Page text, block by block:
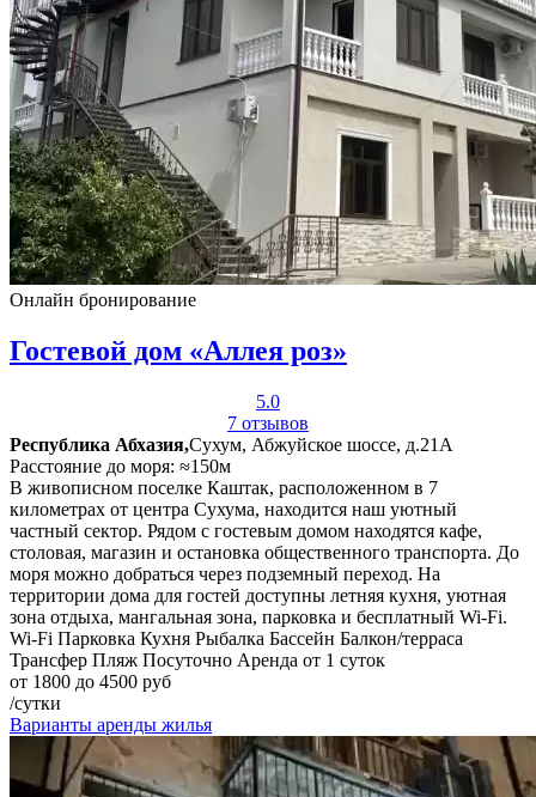
Онлайн бронирование
Гостевой дом «Аллея роз»
5.0
7 отзывов
Республика Абхазия,Сухум, Абжуйское шоссе, д.21А
Расстояние до моря: ≈150м
В живописном поселке Каштак, расположенном в 7
километрах от центра Сухума, находится наш уютный
частный сектор. Рядом с гостевым домом находятся кафе,
столовая, магазин и остановка общественного транспорта. До
моря можно добраться через подземный переход. На
территории дома для гостей доступны летняя кухня, уютная
зона отдыха, мангальная зона, парковка и бесплатный Wi-Fi.
Wi-Fi Парковка Кухня Рыбалка Бассейн Балкон/терраса
Трансфер Пляж Посуточно Аренда от 1 суток
от 1800 до 4500 руб
/сутки
Варианты аренды жилья